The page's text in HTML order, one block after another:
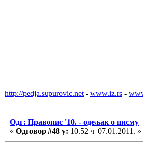
http://pedja.supurovic.net - www.iz.rs -
Одг: Правопис '10. - одељак о писму
« Одговор #48 у: 10.52 ч. 07.01.2011. »